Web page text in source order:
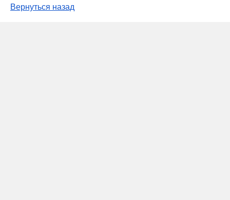
Вернуться назад